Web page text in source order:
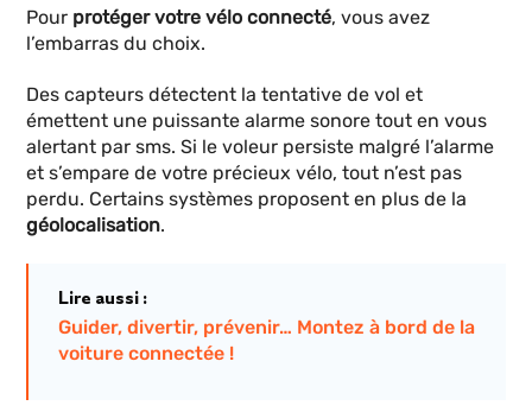
Pour protéger votre vélo connecté, vous avez
l’embarras du choix.
Des capteurs détectent la tentative de vol et
émettent une puissante alarme sonore tout en vous
alertant par sms. Si le voleur persiste malgré l’alarme
et s’empare de votre précieux vélo, tout n’est pas
perdu. Certains systèmes proposent en plus de la
géolocalisation.
Lire aussi :
Guider, divertir, prévenir… Montez à bord de la
voiture connectée !